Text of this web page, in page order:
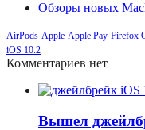
Обзоры новых
AirPods Apple Apple Pay Firefox
iOS 10.2
Комментариев нет
Вышел